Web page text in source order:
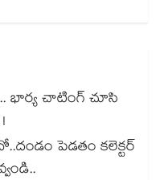
భార్య చాటింగ్ చూసి
పెడతం కలెక్టర్